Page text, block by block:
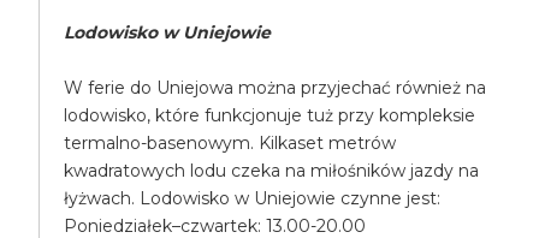
Lodowisko w Uniejowie
W ferie do Uniejowa można przyjechać również na
lodowisko, które funkcjonuje tuż przy kompleksie
termalno-basenowym. Kilkaset metrów
kwadratowych lodu czeka na miłośników jazdy na
łyżwach. Lodowisko w Uniejowie czynne jest:
Poniedziałek–czwartek: 13.00-20.00